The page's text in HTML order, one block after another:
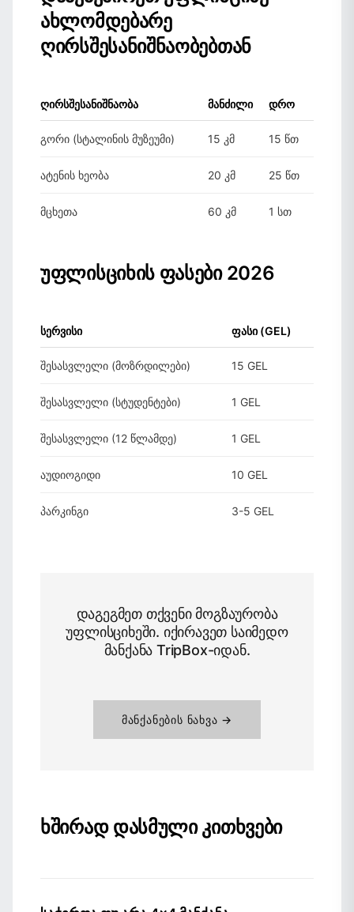
ახლომდებარე
ღირსშესანიშნაობებთან
ღირსშესანიშნაობა მანძილი დრო
გორი (სტალინის მუზეუმი) 15 კმ 15 წთ
ატენის ხეობა 20 კმ 25 წთ
მცხეთა 60 კმ 1 სთ
უფლისციხის ფასები 2026
სერვისი ფასი (GEL)
შესასვლელი (მოზრდილები) 15 GEL
შესასვლელი (სტუდენტები) 1 GEL
შესასვლელი (12 წლამდე) 1 GEL
აუდიოგიდი 10 GEL
პარკინგი 3-5 GEL
დაგეგმეთ თქვენი მოგზაურობა
უფლისციხეში. იქირავეთ საიმედო
მანქანა TripBox-იდან.
ᲛᲐᲜᲥᲐᲜᲔᲑᲘᲡ ᲜᲐᲮᲕᲐ →
ხშირად დასმული კითხვები